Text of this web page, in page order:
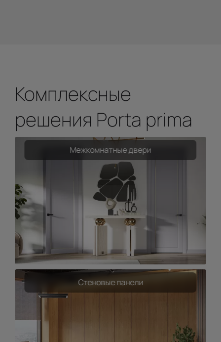
Комплексные
решения Porta prima
Межкомнатные двери
Стеновые панели